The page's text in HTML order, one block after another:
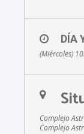
DÍA
(Miércoles)
Complejo
Complejo